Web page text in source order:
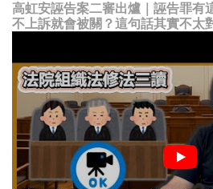
高虹安誣告案二審出爐｜誣告罪有
不上訴就會被關？這句話其實不太